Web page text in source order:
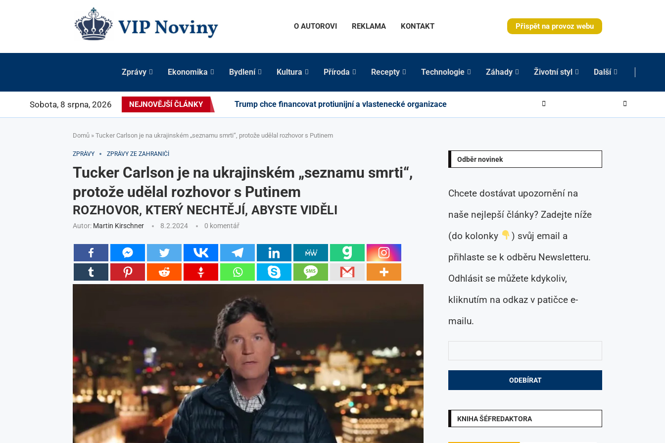
O AUTOROVI REKLAMA KONTAKT Přispět na provoz webu
Zprávy Ekonomika Bydlení Kultura Příroda Recepty Technologie Záhady Životní styl Další
Sobota, 8 srpna, 2026 NEJNOVĚJŠÍ ČLÁNKY Trump chce financovat protiunijní a vlastenecké organizace
Domů » Tucker Carlson je na ukrajinském „seznamu smrti“, protože udělal rozhovor s Putinem
ZPRÁVY ZPRÁVY ZE ZAHRANIČÍ
Tucker Carlson je na ukrajinském „seznamu smrti“,
protože udělal rozhovor s Putinem
ROZHOVOR, KTERÝ NECHTĚJÍ, ABYSTE VIDĚLI
Autor: Martin Kirschner 8.2.2024 0 komentář
Odběr novinek
Chcete dostávat upozornění na
naše nejlepší články? Zadejte níže
(do kolonky
) svůj email a
přihlaste se k odběru Newsletteru.
Odhlásit se můžete kdykoliv,
kliknutím na odkaz v patičce e-
mailu.
KNIHA ŠÉFREDAKTORA